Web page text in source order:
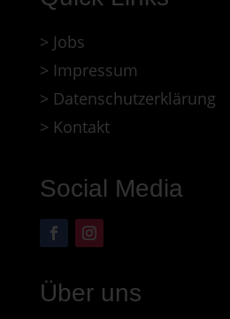
> Jobs
> Impressum
> Datenschutzerklärung
> Kontakt
Social Media
Über uns